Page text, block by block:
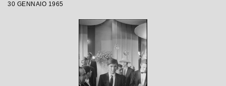
30 GENNAIO 1965